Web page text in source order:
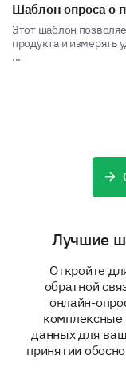
Market
statements on
Disagree) to
The ad was
The ad was
The ad
The ad's
Шаблон опроса о
Этот шаблон
продукта и измерять
...
Лучшие
Откройте
обратной
онлайн-
данных для
принятии